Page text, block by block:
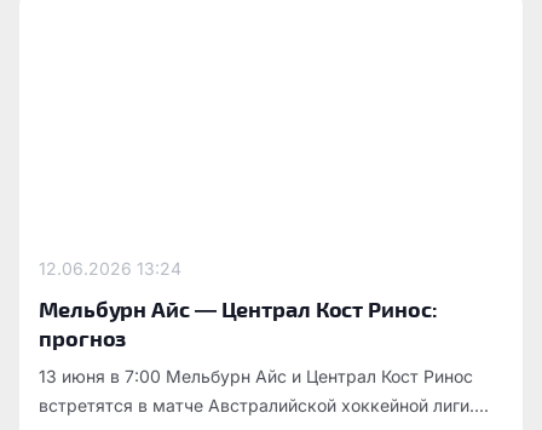
12.06.2026 13:24
Мельбурн Айс — Централ Кост Ринос:
прогноз
13 июня в 7:00 Мельбурн Айс и Централ Кост Ринос
встретятся в матче Австралийской хоккейной лиги....